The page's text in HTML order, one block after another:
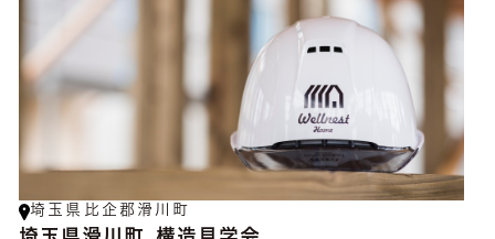
埼玉県比企郡滑川町